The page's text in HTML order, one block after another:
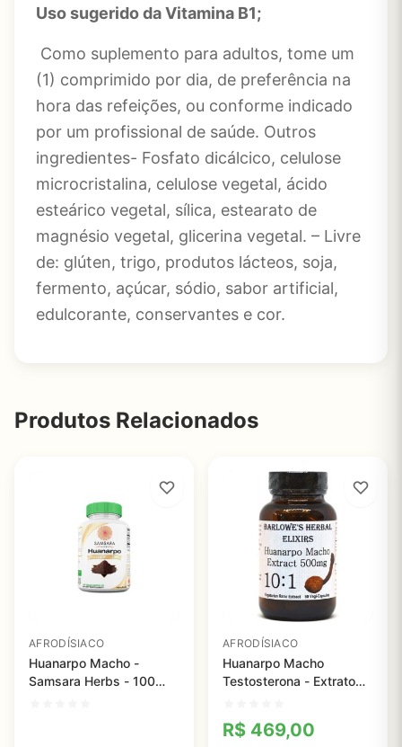
Uso sugerido da Vitamina B1;
Como suplemento para adultos, tome um
(1) comprimido por dia, de preferência na
hora das refeições, ou conforme indicado
por um profissional de saúde. Outros
ingredientes- Fosfato dicálcico, celulose
microcristalina, celulose vegetal, ácido
esteárico vegetal, sílica, estearato de
magnésio vegetal, glicerina vegetal. – Livre
de: glúten, trigo, produtos lácteos, soja,
fermento, açúcar, sódio, sabor artificial,
edulcorante, conservantes e cor.
Produtos Relacionados
AFRODÍSIACO
Huanarpo Macho -
Samsara Herbs - 100
AFRODÍSIACO
Huanarpo Macho
Testosterona - Extrato
R$ 469,00